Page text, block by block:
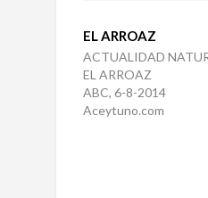
EL ARROAZ
ACTUALIDAD
EL ARROAZ
ABC, 6-8-2014
Aceytuno.com